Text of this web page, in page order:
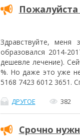
Здравствуйте,
образовался 2014-
дешевле лечение).
%. Но даже это уже
5168 7423 6012 3651.
ДРУГОЕ 382
Срочно